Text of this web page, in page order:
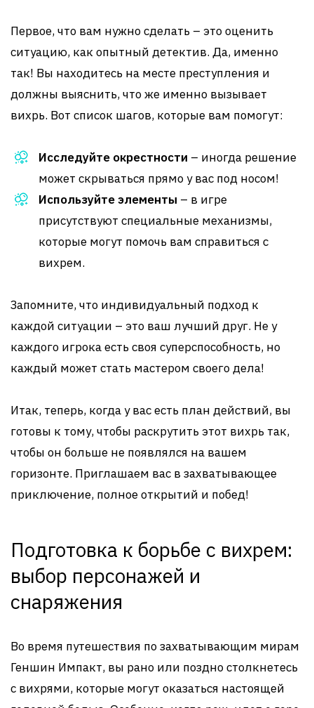
Первое, что вам нужно сделать – это оценить
ситуацию, как опытный детектив. Да, именно
так! Вы находитесь на месте преступления и
должны выяснить, что же именно вызывает
вихрь. Вот список шагов, которые вам помогут:
Исследуйте окрестности – иногда решение
может скрываться прямо у вас под носом!
Используйте элементы – в игре
присутствуют специальные механизмы,
которые могут помочь вам справиться с
вихрем.
Запомните, что индивидуальный подход к
каждой ситуации – это ваш лучший друг. Не у
каждого игрока есть своя суперспособность, но
каждый может стать мастером своего дела!
Итак, теперь, когда у вас есть план действий, вы
готовы к тому, чтобы раскрутить этот вихрь так,
чтобы он больше не появлялся на вашем
горизонте. Приглашаем вас в захватывающее
приключение, полное открытий и побед!
Подготовка к борьбе с вихрем:
выбор персонажей и
снаряжения
Во время путешествия по захватывающим мирам
Геншин Импакт, вы рано или поздно столкнетесь
с вихрями, которые могут оказаться настоящей